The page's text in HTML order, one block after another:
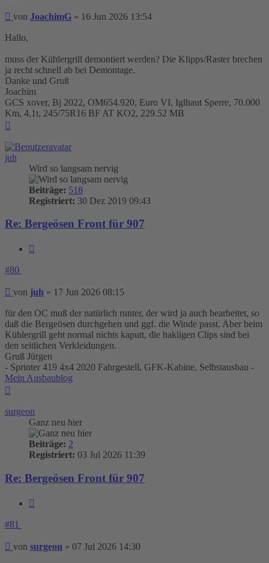
Beitrag
von JoachimG » 16 Jun 2026 13:54
Hallo,
muss der Kühlergrill demontiert werden? Die Klipps/Raster brechen
ja recht schnell ab bei Demontage.
Danke und Gruß
Joachim
GCS xover, Bj 2022, OM654.920, Euro VI, Iglhaut Sperre, 70.000
Km, 4,1t, 245/75R16 BF AT KO2, 229.52 MB
juh
Wird so langsam nervig
Beiträge: 518
Registriert: 30 Dez 2019 09:43
Re: Bergeösen Front für 907
#80
Beitrag
von juh » 17 Jun 2026 08:15
für den OC muß der natürlich runter, der wird ja auch bearbeitet, so
daß die Bergeösen durchgehen und ggf. die Winde passt. Aber beim
Kühlergrill geht normal nichts kaputt, die hakligen Clips sind bei
den seitlichen Verkleidungen.
Gruß Jürgen
- Sprinter 419 4x4 2020 Fahrgestell, GFK-Kabine, Selbstausbau -
Mein Ausbaublog
surgeon
Ganz neu hier
Beiträge: 2
Registriert: 03 Jul 2026 11:39
Re: Bergeösen Front für 907
#81
Beitrag
von surgeon » 07 Jul 2026 14:30